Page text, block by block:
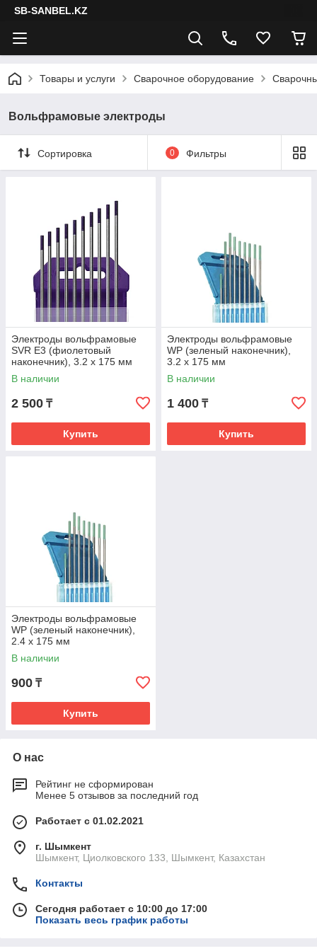
SB-SANBEL.KZ
Товары и услуги Сварочное оборудование
Вольфрамовые электроды
Сортировка 0 Фильтры
Электроды вольфрамовые
SVR E3 (фиолетовый
наконечник), 3.2 х 175 мм
В наличии
2 500 ₸
Купить
Электроды вольфрамовые
WP (зеленый наконечник),
3.2 х 175 мм
В наличии
1 400 ₸
Купить
Электроды вольфрамовые
WP (зеленый наконечник),
2.4 х 175 мм
В наличии
900 ₸
Купить
О нас
Рейтинг не сформирован
Менее 5 отзывов за последний год
Работает с 01.02.2021
г. Шымкент
Шымкент, Циолковского 133, Шымкент, Казахстан
Контакты
Сегодня работает с 10:00 до 17:00
Показать весь график работы